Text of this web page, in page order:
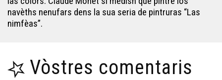
La planeta de las garias - Los Secrets de Fred
navèths nenufars dens la sua seria de pintruras “Las
nimfèas”.
Vòstres comentaris